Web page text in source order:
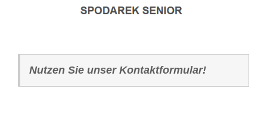
Nutzen Sie unser Kontaktformular!